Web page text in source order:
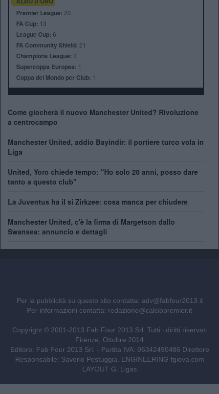
Premier League: 20
FA Cup: 13
League Cup: 6
FA Community Shield: 21
Champions League: 3
Supercoppa Europea: 1
Coppa del Mondo per Club: 1
Come giocherà il nuovo Manchester United? Rivoluzione
a centrocampo
Manchester United, addio Bayindir: il portiere turco vola in
Liga
United, Yoro chiede tempo: "Ho solo 20 anni, posso dare
tanto a questo club"
La Juventus ha il si Zirkzee: cosa manca per chiudere
Manchester United, c'è la firma di Margetson dallo
Swansea: annuncio e dettagli
Per la pubblicità su questo sito contatta: adv@fabfour2013.it
Per informazioni contatta: redazione@calciopremier.it
Copyright © 2001-2013 Fab Four 2013 Srl. Tutti i diritti riservati
Firenze, Ottobre 2014
Editore: Fab Four 2013 Srl. - Partita IVA: 06342490486 Direttore
Responsabile: Saverio Pestuggia. ENGINEERING fgiova.com
LAYOUT G. Ligas